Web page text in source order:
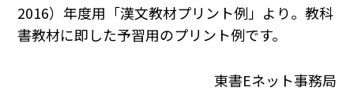
2016）年度用「漢文教材プリント例」より。教科
書教材に即した予習用のプリント例です。
東書Eネット事務局